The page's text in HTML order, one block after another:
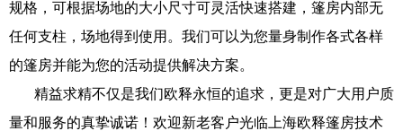
规格，可根据场地的大小尺寸可灵活快速搭建，篷房内部无
任何支柱，场地得到使用。我们可以为您量身制作各式各样
的篷房并能为您的活动提供解决方案。
精益求精不仅是我们欧释永恒的追求，更是对广大用户质
量和服务的真挚诚诺！欢迎新老客户光临上海欧释篷房技术